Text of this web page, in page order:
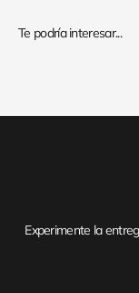
Experimente la